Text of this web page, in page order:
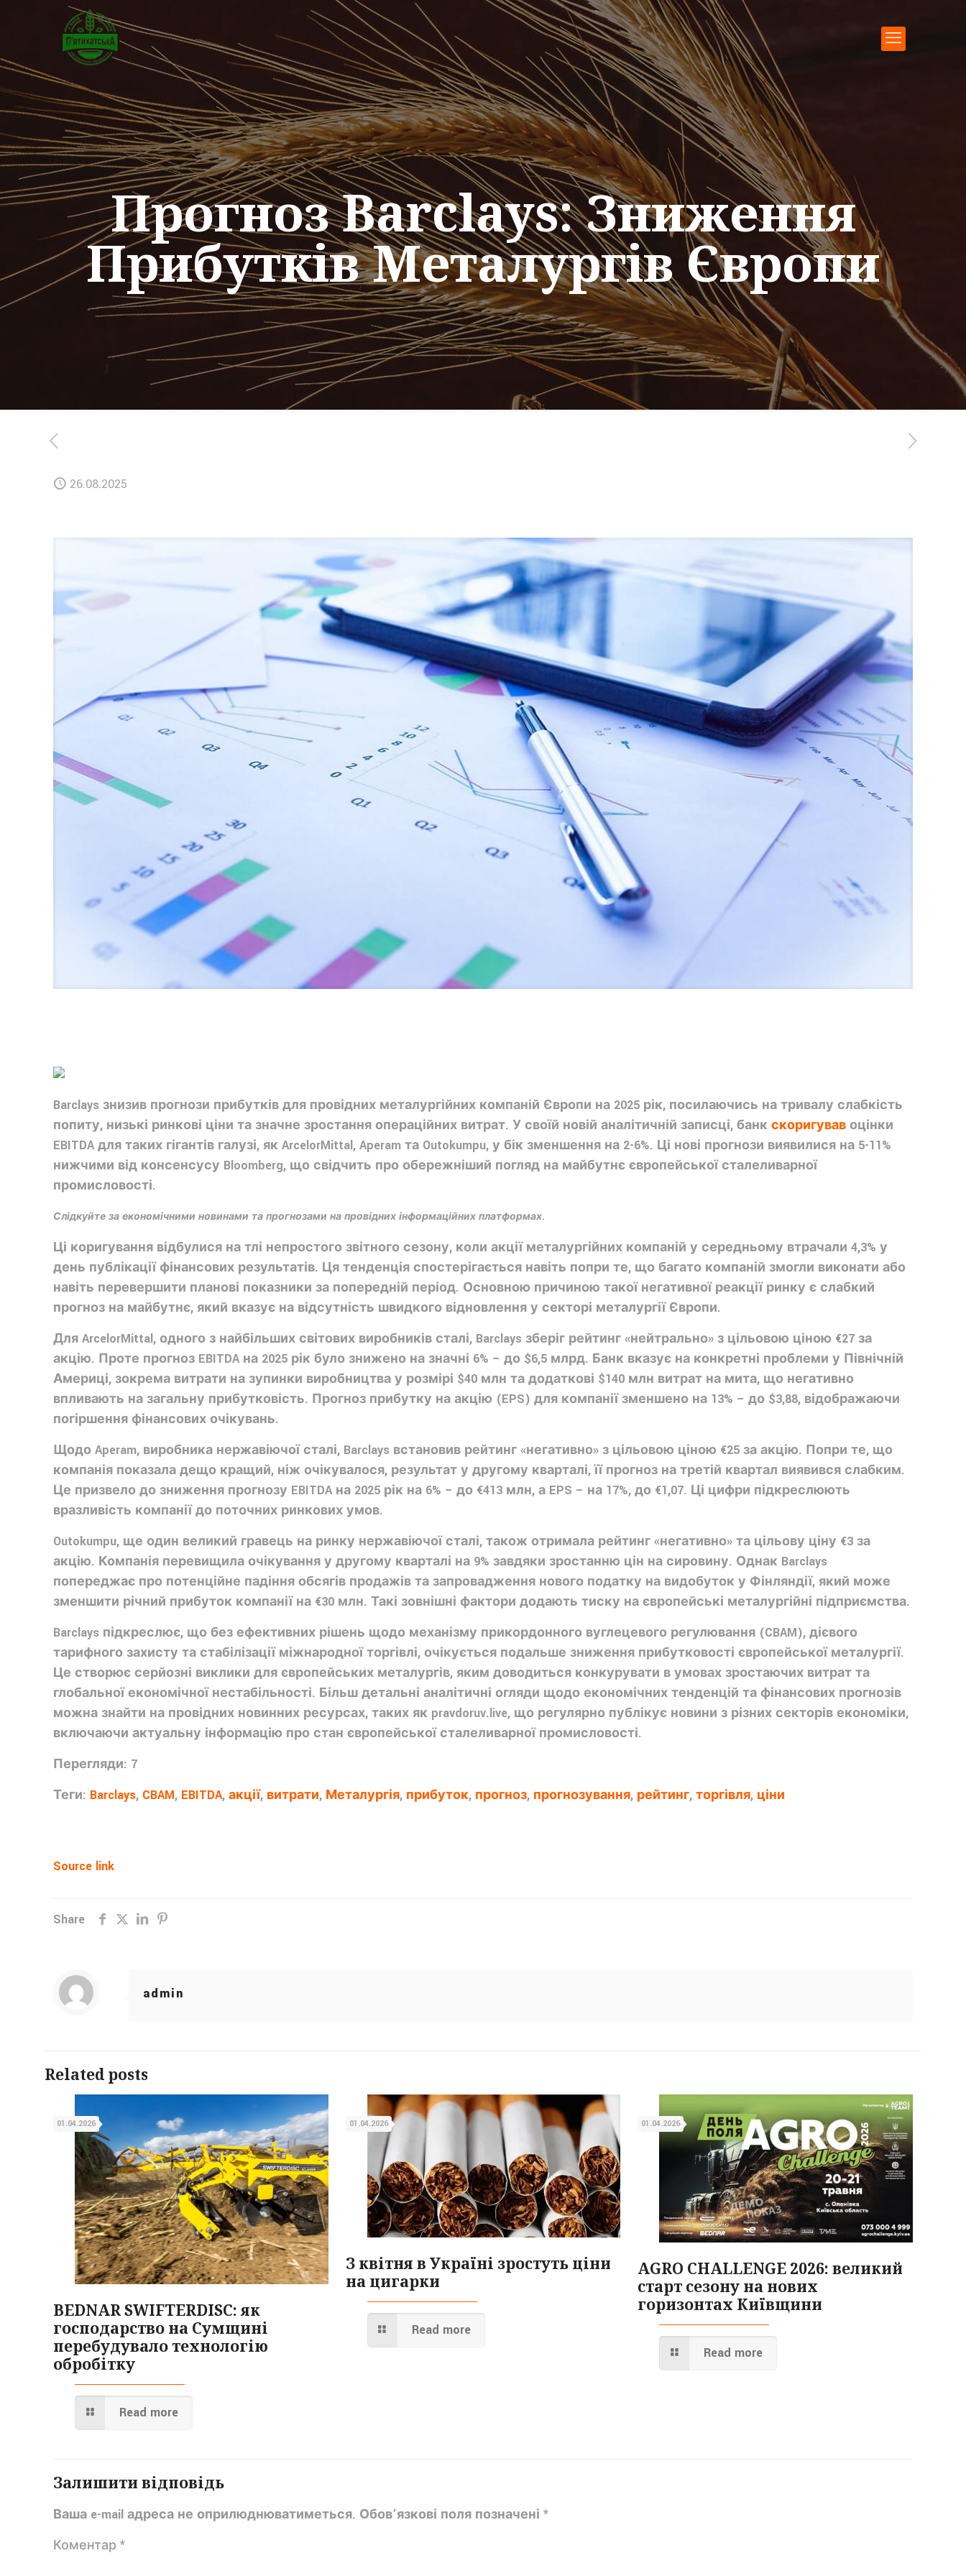
Прогноз Barclays: Зниження
Прибутків Металургів Європи
26.08.2025
Barclays знизив прогнози прибутків для провідних металургійних компаній Європи на 2025 рік, посилаючись на тривалу слабкість
попиту, низькі ринкові ціни та значне зростання операційних витрат. У своїй новій аналітичній записці, банкскоригував оцінки
EBITDA для таких гігантів галузі, як ArcelorMittal, Aperam та Outokumpu, у бік зменшення на 2-6%. Ці нові прогнози виявилися на 5-11%
нижчими від консенсусу Bloomberg, що свідчить про обережніший погляд на майбутнє європейської сталеливарної
промисловості.
Слідкуйте за економічними новинами та прогнозами на провідних інформаційних платформах.
Ці коригування відбулися на тлі непростого звітного сезону, коли акції металургійних компаній у середньому втрачали 4,3% у
день публікації фінансових результатів. Ця тенденція спостерігається навіть попри те, що багато компаній змогли виконати або
навіть перевершити планові показники за попередній період. Основною причиною такої негативної реакції ринку є слабкий
прогноз на майбутнє, який вказує на відсутність швидкого відновлення у секторі металургії Європи.
Для ArcelorMittal, одного з найбільших світових виробників сталі, Barclays зберіг рейтинг «нейтрально» з цільовою ціною €27 за
акцію. Проте прогноз EBITDA на 2025 рік було знижено на значні 6% – до $6,5 млрд. Банк вказує на конкретні проблеми у Північній
Америці, зокрема витрати на зупинки виробництва у розмірі $40 млн та додаткові $140 млн витрат на мита, що негативно
впливають на загальну прибутковість. Прогноз прибутку на акцію (EPS) для компанії зменшено на 13% – до $3,88, відображаючи
погіршення фінансових очікувань.
Щодо Aperam, виробника нержавіючої сталі, Barclays встановив рейтинг «негативно» з цільовою ціною €25 за акцію. Попри те, що
компанія показала дещо кращий, ніж очікувалося, результат у другому кварталі, її прогноз на третій квартал виявився слабким.
Це призвело до зниження прогнозу EBITDA на 2025 рік на 6% – до €413 млн, а EPS – на 17%, до €1,07. Ці цифри підкреслюють
вразливість компанії до поточних ринкових умов.
Outokumpu, ще один великий гравець на ринку нержавіючої сталі, також отримала рейтинг «негативно» та цільову ціну €3 за
акцію. Компанія перевищила очікування у другому кварталі на 9% завдяки зростанню цін на сировину. Однак Barclays
попереджає про потенційне падіння обсягів продажів та запровадження нового податку на видобуток у Фінляндії, який може
зменшити річний прибуток компанії на €30 млн. Такі зовнішні фактори додають тиску на європейські металургійні підприємства.
Barclays підкреслює, що без ефективних рішень щодо механізму прикордонного вуглецевого регулювання (CBAM), дієвого
тарифного захисту та стабілізації міжнародної торгівлі, очікується подальше зниження прибутковості європейської металургії.
Це створює серйозні виклики для європейських металургів, яким доводиться конкурувати в умовах зростаючих витрат та
глобальної економічної нестабільності. Більш детальні аналітичні огляди щодо економічних тенденцій та фінансових прогнозів
можна знайти на провідних новинних ресурсах, таких як pravdoruv.live, що регулярно публікує новини з різних секторів економіки,
включаючи актуальну інформацію про стан європейської сталеливарної промисловості.
Перегляди: 7
Теги: Barclays, CBAM, EBITDA,акції, витрати, Металургія, прибуток, прогноз, прогнозування, рейтинг,торгівля, ціни
Source link
Share
admin
Related posts
01.04.2026
BEDNAR SWIFTERDISC: як
господарство на Сумщині
перебудувало технологію
обробітку
Read more
01.04.2026
З квітня в Україні зростуть ціни
на цигарки
Read more
01.04.2026
AGRO CHALLENGE 2026: великий
старт сезону на нових
горизонтах Київщини
Read more
Залишити відповідь
Ваша e-mail адреса не оприлюднюватиметься. Обов’язкові поля позначені *
Коментар *